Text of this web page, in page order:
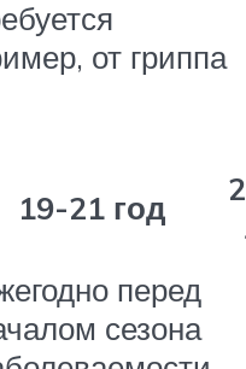
от гриппа
19-21 год
перед
сезона